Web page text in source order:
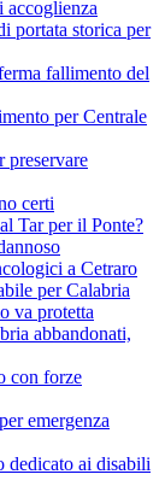
accoglienza
portata storica per
fallimento del
per Centrale
preservare
certi
Tar per il Ponte?
a Cetraro
per Calabria
va protetta
abbandonati,
con forze
emergenza
dedicato ai disabili